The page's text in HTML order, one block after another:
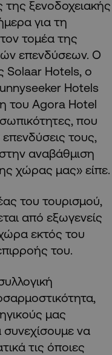
ξενοδοχειακής
για τη
τομέα της
επενδύσεων. Ο
Solaar Hotels, ο
Hotels
του Agora Hotel
που
τους,
αναβάθμιση
χώρας μας» είπε.
του τουρισμού,
από εξωγενείς
εκτός του
του.
μας
συνεχίσουμε να
τις όποιες